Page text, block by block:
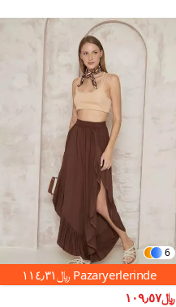
6
Pazaryerlerinde ﷼١١٤٫٣١
﷼١٠٩٫٥٧